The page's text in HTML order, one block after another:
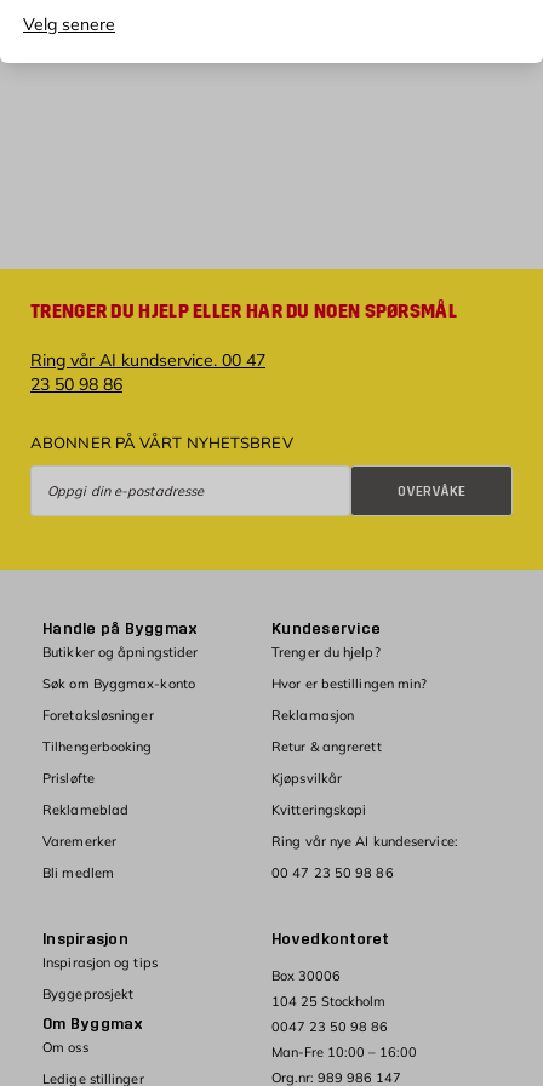
Velg senere
TRENGER DU HJELP ELLER HAR DU NOEN SPØRSMÅL
Ring vår AI kundservice. 00 47
23 50 98 86
ABONNER PÅ VÅRT NYHETSBREV
OVERVÅKE
Hovedkontoret
Box 30006
104 25 Stockholm
0047 23 50 98 86
Man-Fre 10:00 – 16:00
Org.nr: 989 986 147
Handle på Byggmax
Butikker og åpningstider
Søk om Byggmax-konto
Foretaksløsninger
Tilhengerbooking
Prisløfte
Reklameblad
Varemerker
Bli medlem
Kundeservice
Trenger du hjelp?
Hvor er bestillingen min?
Reklamasjon
Retur & angrerett
Kjøpsvilkår
Kvitteringskopi
Ring vår nye AI kundeservice:
00 47 23 50 98 86
Inspirasjon
Inspirasjon og tips
Byggeprosjekt
Om Byggmax
Om oss
Ledige stillinger